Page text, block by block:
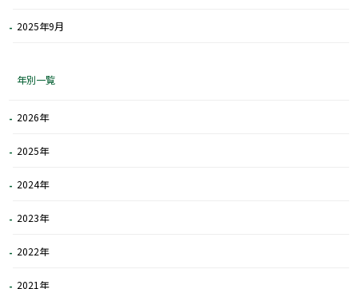
2025年9月
年別一覧
2026年
2025年
2024年
2023年
2022年
2021年